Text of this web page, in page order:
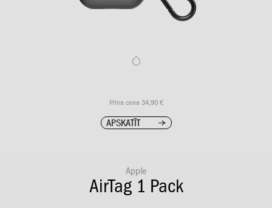
Pilna cena 34,90 €
APSKATĪT
Apple
AirTag 1 Pack